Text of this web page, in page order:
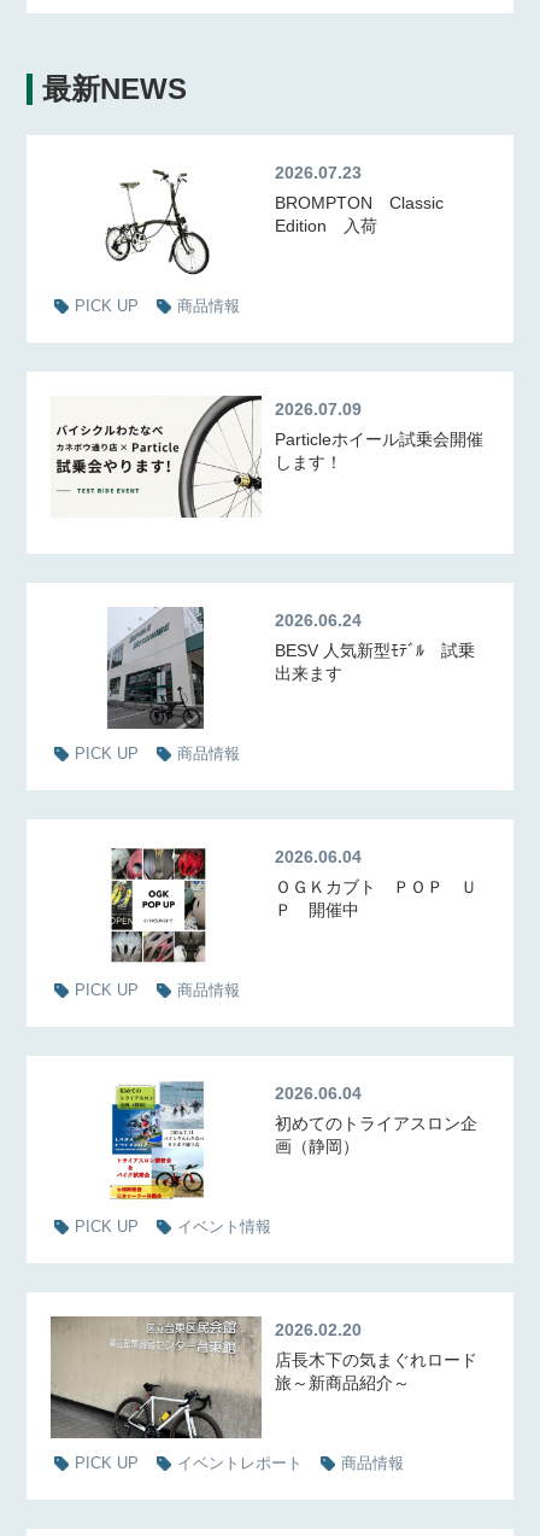
最新NEWS
2026.07.23
BROMPTON Classic
Edition 入荷
PICK UP 商品情報
2026.07.09
Particleホイール試乗会開催
します！
2026.06.24
BESV 人気新型ﾓﾃﾞﾙ 試乗
出来ます
PICK UP 商品情報
2026.06.04
ＯＧＫカブト ＰＯＰ Ｕ
Ｐ 開催中
PICK UP 商品情報
2026.06.04
初めてのトライアスロン企
画（静岡）
PICK UP イベント情報
2026.02.20
店長木下の気まぐれロード
旅～新商品紹介～
PICK UP イベントレポート 商品情報